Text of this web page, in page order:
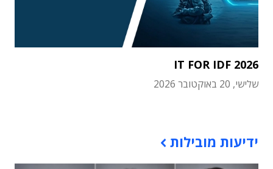
IT FOR IDF 2026
שלישי, 20 באוקטובר 2026
ידיעות מובילות